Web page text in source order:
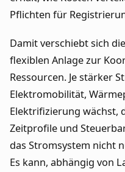
Pflichten für
Damit verschiebt sich
flexiblen Anlage zur
Ressourcen. Je stärker
Elektromobilität,
Elektrifizierung wächst,
Zeitprofile und
das Stromsystem nicht
Es kann, abhängig von